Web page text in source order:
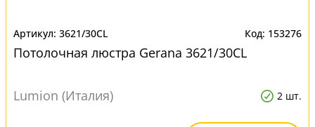
3621/30CL 153276
Потолочная люстра Gerana 3621/30CL
Lumion (Италия) 2 шт.